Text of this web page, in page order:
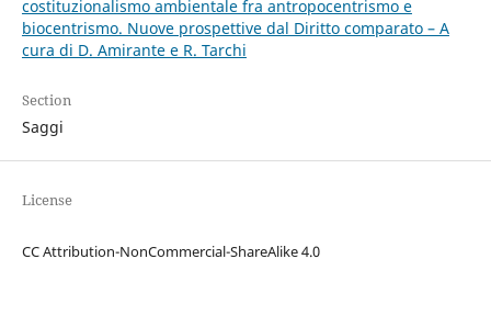
costituzionalismo ambientale fra antropocentrismo e
biocentrismo. Nuove prospettive dal Diritto comparato – A
cura di D. Amirante e R. Tarchi
Section
Saggi
License
CC Attribution-NonCommercial-ShareAlike 4.0